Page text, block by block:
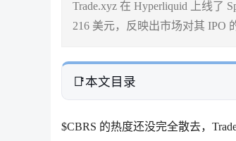
Trade.xyz 在 Hyperliquid 上线了
216 美元，反映出市场对其 IPO
本文目录
$CBRS 的热度还没完全散去，